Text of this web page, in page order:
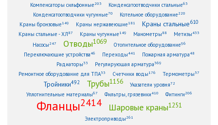
Компенсаторы сильфонные203 Конденсатоотводчики стальные63
Конденсатоотводчики чугунные70 Котельное оборудование220
Краны бронзовые149 Краны нержавеющие181 Краны стальные610
Краны стальные - ХЛ87 Краны чугунные149 Манометры88 Метизы433
Насосы247 Отводы1069 Отопительное оборудование96
Переключающие устройства46 Переходы441 Пожарная арматура48
Радиаторы33 Регулирующая арматура369
Ремонтное оборудование для ТПА53 Счетчики воды176 Термометры 57
Тройники492 Трубы1156 Указатели уровня72
Уплотнительные материалы67 Фильтры, грязевики410 Фитинги206
Фланцы2414 Шаровые краны1251
Электроприводы261